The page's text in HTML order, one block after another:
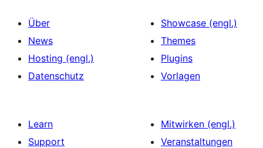
Über
News
Hosting (engl.)
Datenschutz
Showcase (engl.)
Themes
Plugins
Vorlagen
Learn
Support
Mitwirken (engl.)
Veranstaltungen